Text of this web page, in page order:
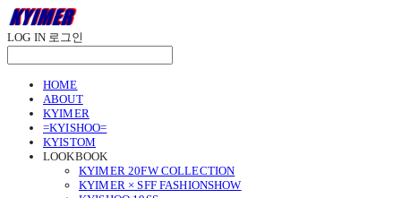
LOG IN 로그인
HOME
ABOUT
KYIMER
=KYISHOO=
KYISTOM
LOOKBOOK
KYIMER 20FW COLLECTION
KYIMER × SFF FASHIONSHOW